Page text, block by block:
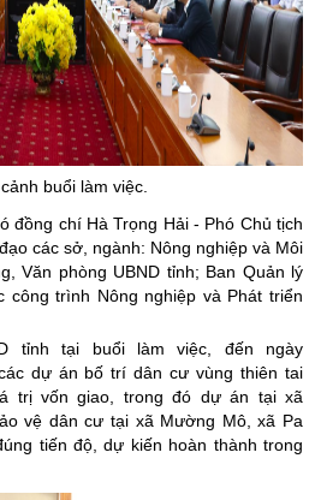
buổi làm việc.
đồng chí Hà Trọng Hải - Phó Chủ tịch
các sở, ngành: Nông nghiệp và Môi
Văn phòng UBND tỉnh; Ban Quản lý
trình Nông nghiệp và Phát triển
tỉnh tại buổi làm việc, đến ngày
dự án bố trí dân cư vùng thiên tai
trị vốn giao, trong đó dự án tại xã
vệ dân cư tại xã Mường Mô, xã Pa
tiến độ, dự kiến hoàn thành trong